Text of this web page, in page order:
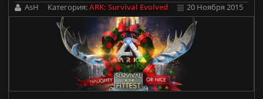
AsH Категория:ARK: Survival Evolved 20 Ноября 2015